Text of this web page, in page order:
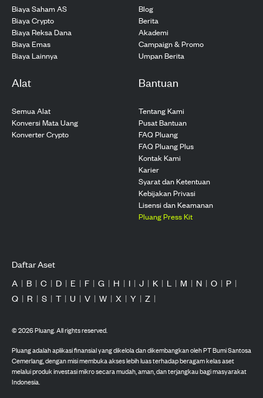
Biaya Saham AS
Biaya Crypto
Biaya Reksa Dana
Biaya Emas
Biaya Lainnya
Blog
Berita
Akademi
Campaign & Promo
Umpan Berita
Alat
Semua Alat
Konversi Mata Uang
Konverter Crypto
Bantuan
Tentang Kami
Pusat Bantuan
FAQ Pluang
FAQ Pluang Plus
Kontak Kami
Karier
Syarat dan Ketentuan
Kebijakan Privasi
Lisensi dan Keamanan
Pluang Press Kit
Daftar Aset
A | B | C | D | E | F | G | H | I | J | K | L | M | N | O | P |
Q | R | S | T | U | V | W | X | Y | Z |
©2026Pluang. All rights reserved.
Pluang adalah aplikasi finansial yang dikelola dan dikembangkan oleh PT Bumi Santosa
Cemerlang, dengan misi membuka akses lebih luas terhadap beragam kelas aset
melalui produk investasi mikro secara mudah, aman, dan terjangkau bagi masyarakat
Indonesia.